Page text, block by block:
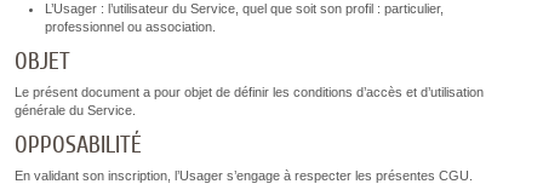
L’Usager : l’utilisateur du Service, quel que soit son profil : particulier,
professionnel ou association.
OBJET
Le présent document a pour objet de définir les conditions d’accès et d’utilisation
générale du Service.
OPPOSABILITÉ
En validant son inscription, l’Usager s’engage à respecter les présentes CGU.